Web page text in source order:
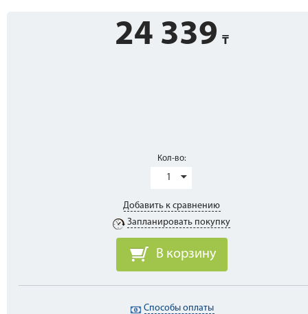
24 339
Кол-во:
1
Добавить к сравнению
Запланировать покупку
В корзину
Способы оплаты